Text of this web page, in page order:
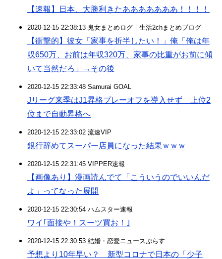
【速報】日本、大勝利きたあああああああ！！！！
2020-12-15 22:38:13 鬼女まとめログ｜生活2chまとめブログ
【衝撃的】彼女「家事を折半したい！」俺「俺は年
収650万、お前は年収320万、家事の比重がお前に傾
いて当然だろ」→その後
2020-12-15 22:33:48 Samurai GOAL
Jリーグ来季はJ1昇格プレーオフを導入せず 上位2
位まで自動昇格へ
2020-12-15 22:33:02 流速VIP
銀行辞めてスーパー店員になった結果ｗｗｗ
2020-12-15 22:31:45 VIPPER速報
【画像あり】漫画読んでて「こういうのでいいんだ
よ」ってなった展開
2020-12-15 22:30:54 ハムスター速報
ワイ｢面接や！スーツ買お！｣
2020-12-15 22:30:53 結婚・恋愛ニュースぷらす
予想より10年早い？ 新型コロナで日本の「少子